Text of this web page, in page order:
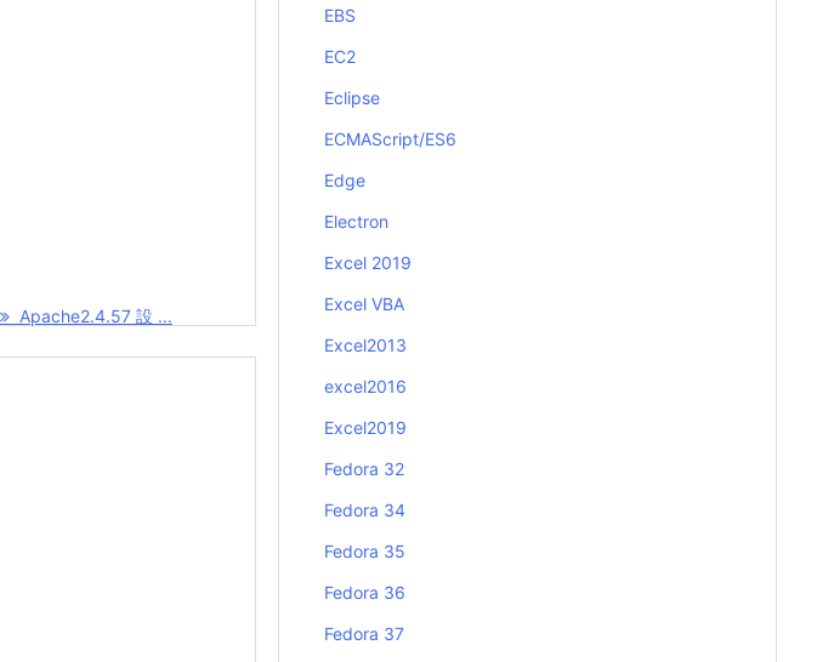
Apache2.4.57 設 ...
EBS
EC2
Eclipse
ECMAScript/ES6
Edge
Electron
Excel 2019
Excel VBA
Excel2013
excel2016
Excel2019
Fedora 32
Fedora 34
Fedora 35
Fedora 36
Fedora 37